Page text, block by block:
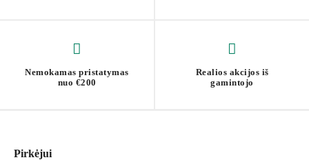
Nemokamas pristatymas
nuo €200
Realios akcijos iš
gamintojo
Pirkėjui